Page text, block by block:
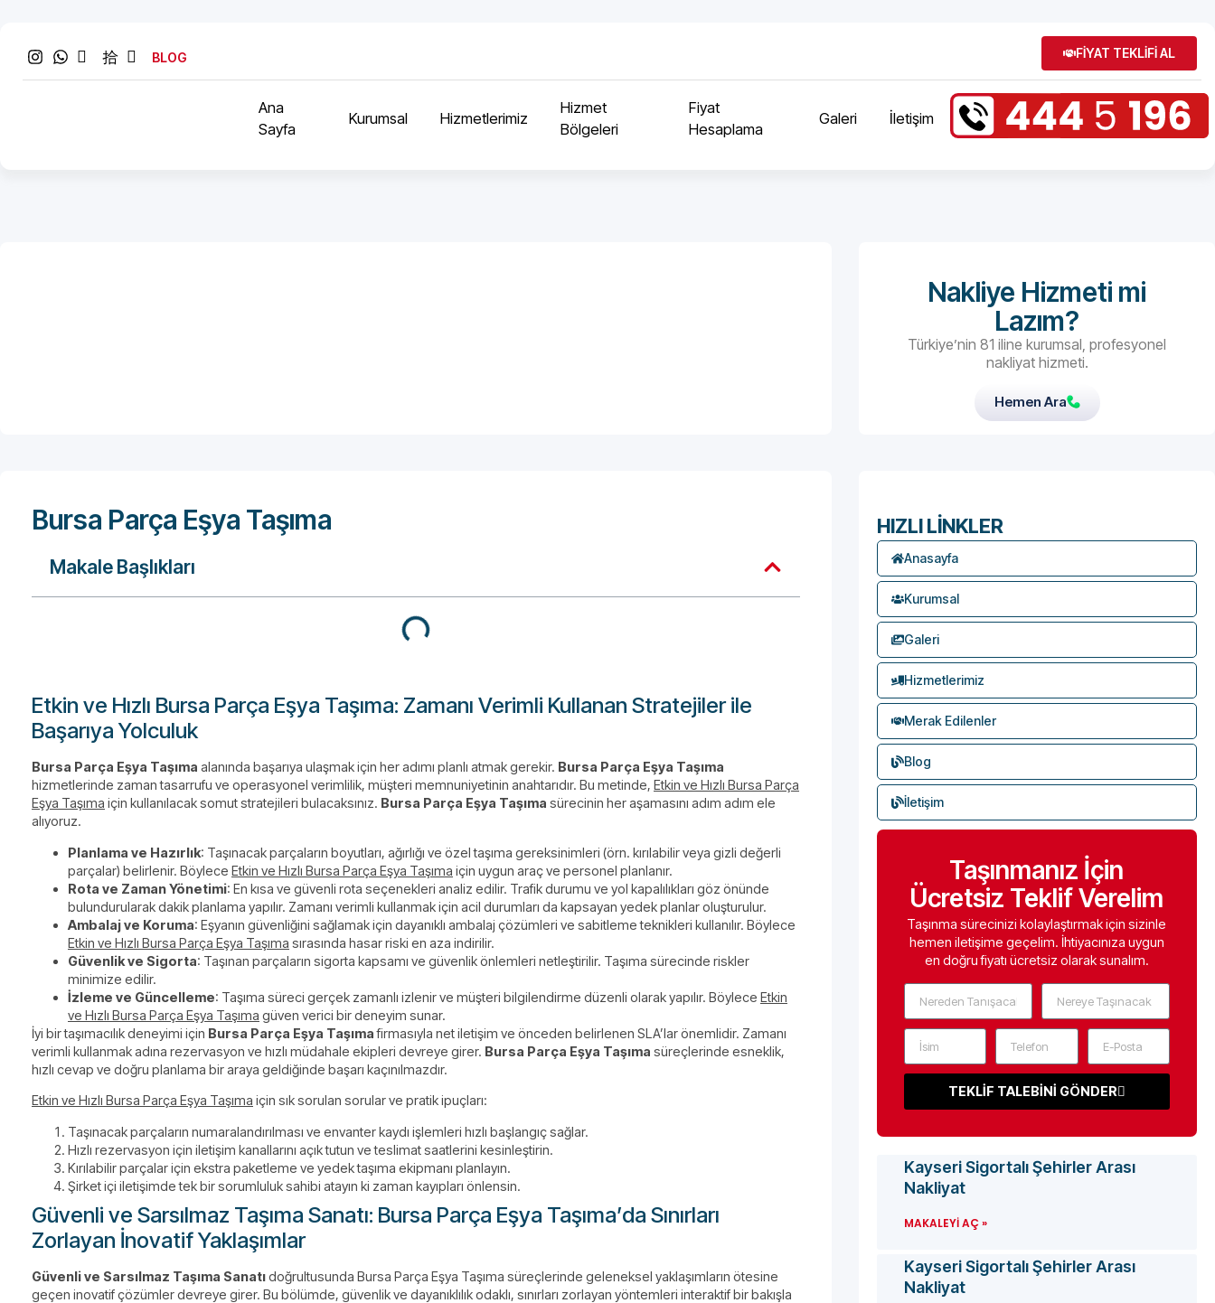
BLOG FİYAT TEKLİFİ AL
Ana
Sayfa
Kurumsal Hizmetlerimiz
Hizmet
Bölgeleri
Fiyat
Hesaplama
Galeri İletişim
Nakliye Hizmeti mi
Lazım?
Türkiye’nin 81 iline kurumsal, profesyonel
nakliyat hizmeti.
Hemen Ara
Bursa Parça Eşya Taşıma
Makale Başlıkları
Etkin ve Hızlı Bursa Parça Eşya Taşıma: Zamanı Verimli Kullanan Stratejiler ile
Başarıya Yolculuk
Bursa Parça Eşya Taşıma alanında başarıya ulaşmak için her adımı planlı atmak gerekir. Bursa Parça Eşya Taşıma
hizmetlerinde zaman tasarrufu ve operasyonel verimlilik, müşteri memnuniyetinin anahtarıdır. Bu metinde, Etkin ve Hızlı Bursa Parça
Eşya Taşıma için kullanılacak somut stratejileri bulacaksınız. Bursa Parça Eşya Taşıma sürecinin her aşamasını adım adım ele
alıyoruz.
Planlama ve Hazırlık: Taşınacak parçaların boyutları, ağırlığı ve özel taşıma gereksinimleri (örn. kırılabilir veya gizli değerli
parçalar) belirlenir. Böylece Etkin ve Hızlı Bursa Parça Eşya Taşıma için uygun araç ve personel planlanır.
Rota ve Zaman Yönetimi: En kısa ve güvenli rota seçenekleri analiz edilir. Trafik durumu ve yol kapalılıkları göz önünde
bulundurularak dakik planlama yapılır. Zamanı verimli kullanmak için acil durumları da kapsayan yedek planlar oluşturulur.
Ambalaj ve Koruma: Eşyanın güvenliğini sağlamak için dayanıklı ambalaj çözümleri ve sabitleme teknikleri kullanılır. Böylece
Etkin ve Hızlı Bursa Parça Eşya Taşıma sırasında hasar riski en aza indirilir.
Güvenlik ve Sigorta: Taşınan parçaların sigorta kapsamı ve güvenlik önlemleri netleştirilir. Taşıma sürecinde riskler
minimize edilir.
İzleme ve Güncelleme: Taşıma süreci gerçek zamanlı izlenir ve müşteri bilgilendirme düzenli olarak yapılır. Böylece Etkin
ve Hızlı Bursa Parça Eşya Taşıma güven verici bir deneyim sunar.
İyi bir taşımacılık deneyimi için Bursa Parça Eşya Taşımafirmasıyla net iletişim ve önceden belirlenen SLA’lar önemlidir. Zamanı
verimli kullanmak adına rezervasyon ve hızlı müdahale ekipleri devreye girer. Bursa Parça Eşya Taşıma süreçlerinde esneklik,
hızlı cevap ve doğru planlama bir araya geldiğinde başarı kaçınılmazdır.
Etkin ve Hızlı Bursa Parça Eşya Taşıma için sık sorulan sorular ve pratik ipuçları:
Taşınacak parçaların numaralandırılması ve envanter kaydı işlemleri hızlı başlangıç sağlar.
Hızlı rezervasyon için iletişim kanallarını açık tutun ve teslimat saatlerini kesinleştirin.
Kırılabilir parçalar için ekstra paketleme ve yedek taşıma ekipmanı planlayın.
Şirket içi iletişimde tek bir sorumluluk sahibi atayın ki zaman kayıpları önlensin.
Güvenli ve Sarsılmaz Taşıma Sanatı: Bursa Parça Eşya Taşıma’da Sınırları
Zorlayan İnovatif Yaklaşımlar
Güvenli ve Sarsılmaz Taşıma Sanatıdoğrultusunda Bursa Parça Eşya Taşıma süreçlerinde geleneksel yaklaşımların ötesine
geçen inovatif çözümler devreye girer. Bu bölümde, güvenlik ve dayanıklılık odaklı, sınırları zorlayan yöntemleri interaktif bir bakışla
HIZLI LİNKLER
Anasayfa
Kurumsal
Galeri
Hizmetlerimiz
Merak Edilenler
Blog
İletişim
Taşınmanız İçin
Ücretsiz Teklif Verelim
Taşınma sürecinizi kolaylaştırmak için sizinle
hemen iletişime geçelim. İhtiyacınıza uygun
en doğru fiyatı ücretsiz olarak sunalım.
TEKLİF TALEBİNİ GÖNDER
Kayseri Sigortalı Şehirler Arası
Nakliyat
MAKALEYI AÇ »
Kayseri Sigortalı Şehirler Arası
Nakliyat